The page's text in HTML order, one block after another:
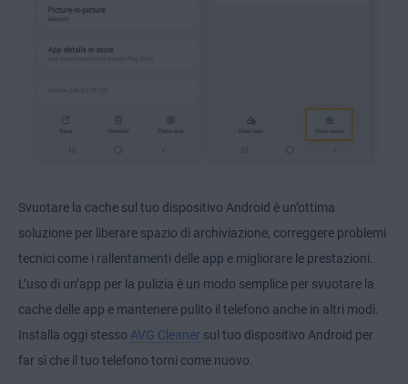
Svuotare la cache sul tuo dispositivo Android è un’ottima
soluzione per liberare spazio di archiviazione, correggere problemi
tecnici come i rallentamenti delle app e migliorare le prestazioni.
L’uso di un’app per la pulizia è un modo semplice per svuotare la
cache delle app e mantenere pulito il telefono anche in altri modi.
Installa oggi stesso AVG Cleaner sul tuo dispositivo Android per
far sì che il tuo telefono torni come nuovo.